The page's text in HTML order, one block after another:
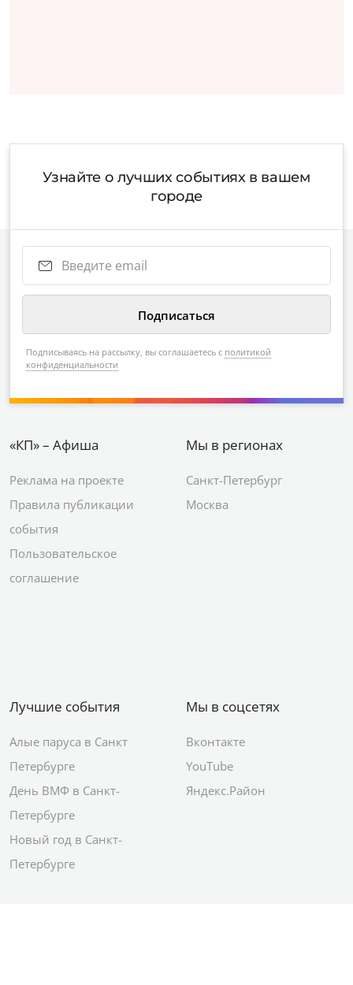
Узнайте о лучших событиях в вашем
городе
Подписываясь на рассылку, вы соглашаетесь с политикой
конфиденциальности
«КП» – Афиша
Реклама на проекте
Правила публикации
события
Пользовательское
соглашение
Мы в регионах
Санкт-Петербург
Москва
Лучшие события
Алые паруса в Санкт
Петербурге
День ВМФ в Санкт-
Петербурге
Новый год в Санкт-
Петербурге
Мы в соцсетях
Вконтакте
YouTube
Яндекс.Район